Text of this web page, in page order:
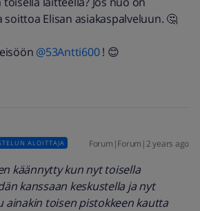
Elisan asiakaspalveluun. 🤔
@53Antti600! 😊
ALOITTAJA Forum|Forum|2 years ago
käännytty kun nyt toisella
kanssaan keskustella ja nyt
ainakin toisen pistokkeen kautta